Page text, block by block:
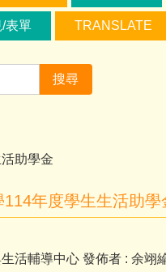
表單 TRANSLATE
搜尋
助學金
114年度學生生活助
活輔導中心 發佈者 : 余翊